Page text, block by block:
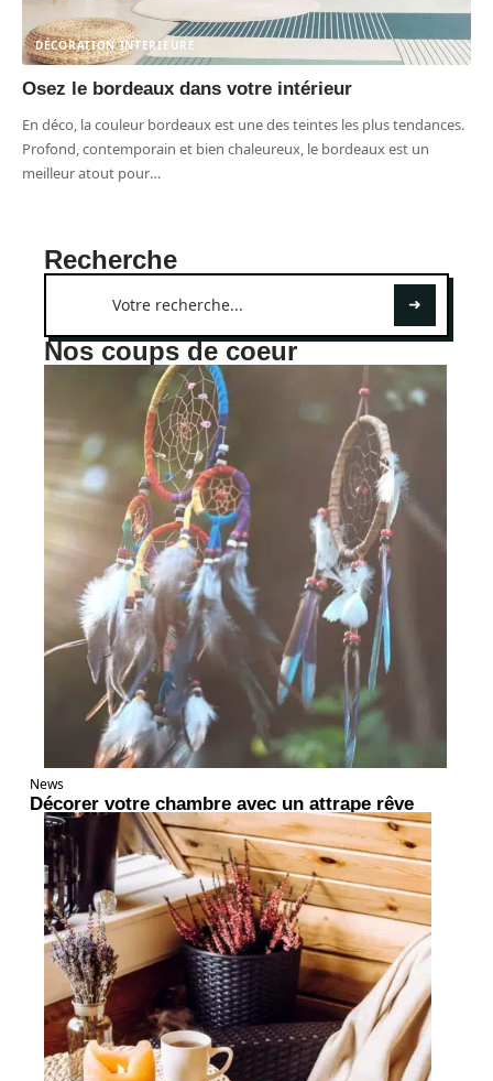
DÉCORATION INTERIEURE
Osez le bordeaux dans votre intérieur
En déco, la couleur bordeaux est une des teintes les plus tendances.
Profond, contemporain et bien chaleureux, le bordeaux est un
meilleur atout pour…
Recherche
Nos coups de coeur
News
Décorer votre chambre avec un attrape rêve